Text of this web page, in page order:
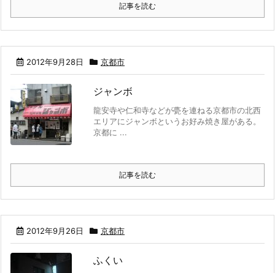
記事を読む
2012年9月28日 京都市
ジャンボ
龍安寺や仁和寺などが甍を連ねる京都市の北西
エリアにジャンボというお好み焼き屋がある。
京都に ...
記事を読む
2012年9月26日 京都市
ふくい